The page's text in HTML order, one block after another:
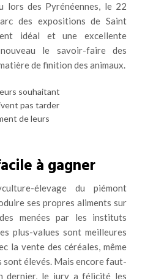
lors des Pyrénéennes, le 22
des expositions de Saint
idéal et une excellente
le savoir-faire des
de finition des animaux.
souhaitant
pas tarder
de leurs
à gagner
élevage du piémont
ses propres aliments sur
menées par les instituts
plus-values sont meilleures
la vente des céréales, même
sont élevés. Mais encore faut-
dernier, le jury a félicité les